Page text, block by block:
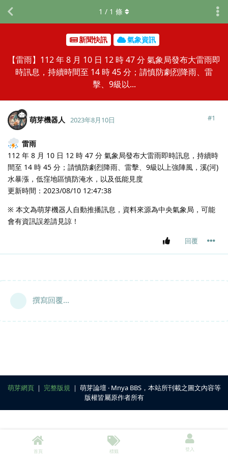
新聞快訊 氣象資訊
【雷雨】112 年 8 月 10 日 12 時 47 分 氣象局發布大雷雨即
時訊息，持續時間至 14 時 45 分；請慎防劇烈降雨、雷
擊、9級以...
1 / 1 條
萌芽機器人 2023年8月10日 #1
雷雨
112 年 8 月 10 日 12 時 47 分 氣象局發布大雷雨即時訊息，持續時
間至 14 時 45 分；請慎防劇烈降雨、雷擊、9級以上強陣風，溪(河)
水暴漲，低窪地區慎防淹水，以及低能見度
更新時間：2023/08/10 12:47:38
※ 本文為萌芽機器人自動推播訊息，資料來源為中央氣象局，可能
會有資訊誤差請見諒！
回覆
撰寫回覆...
萌芽網頁｜ 完整版規 ｜ 萌芽論壇 ‧ Mnya BBS，本站所刊載之圖文內容等
版權皆屬原作者所有
首頁 標籤 登入